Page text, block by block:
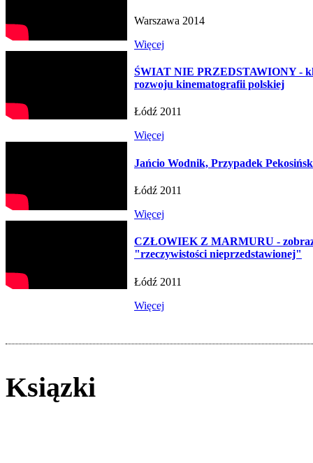
Warszawa 2014
Więcej
ŚWIAT NIE PRZEDSTAWIONY -
rozwoju kinematografii polskiej
Łódź 2011
Więcej
Jańcio Wodnik, Przypadek
Łódź 2011
Więcej
CZŁOWIEK Z MARMURU -
"rzeczywistości nieprzedstawionej"
Łódź 2011
Więcej
Ksiązki